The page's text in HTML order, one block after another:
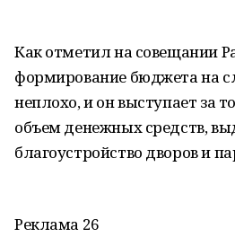
Как отметил на совещании
формирование бюджета на
неплохо, и он выступает за
объем денежных средств,
благоустройство дворов и
Реклама 26